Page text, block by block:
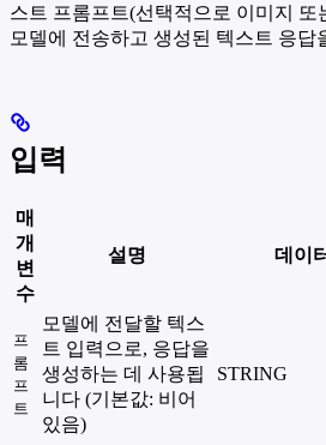
스트 프롬프트(선택적으로 이미지 또
모델에 전송하고 생성된 텍스트 응답
입력
매
개
변
수
설명 데이
프
롬
프
트
모델에 전달할 텍스
트 입력으로, 응답을
생성하는 데 사용됩
니다 (기본값: 비어
있음)
STRING